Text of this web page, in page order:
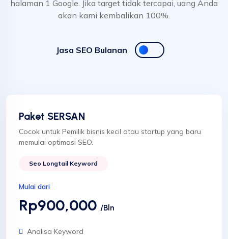
halaman 1 Google. Jika target tidak tercapai, uang Anda
akan kami kembalikan 100%.
Jasa SEO Bulanan
Paket SERSAN
Cocok untuk Pemilik bisnis kecil atau startup yang baru
memulai optimasi SEO.
Seo Longtail Keyword
Mulai dari
Rp900,000 /Bln
Analisa Keyword